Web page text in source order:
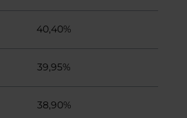
40,40%
39,95%
38,90%